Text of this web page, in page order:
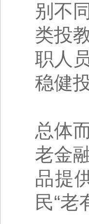
别不
类投
职人
稳健
总体
老金
品提
民“老